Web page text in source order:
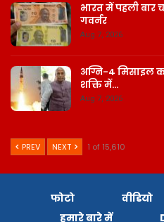
भारत में पहली बार
गवर्नर
Aug 7, 2026
अग्नि-4 मिसाइल
शक्ति में…
Aug 7, 2026
PREV NEXT 1 of 15,610
फोटो वीडियो
हमारे बारे में